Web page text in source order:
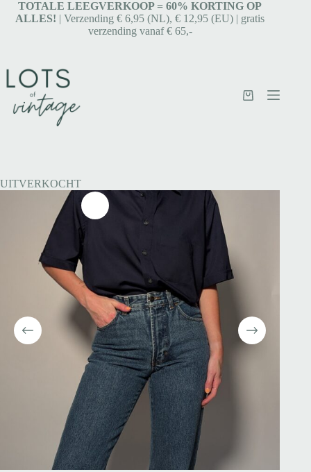
TOTALE LEEGVERKOOP = 60% KORTING OP
ALLES! | Verzending € 6,95 (NL), € 12,95 (EU) | gratis
verzending vanaf € 65,-
UITVERKOCHT